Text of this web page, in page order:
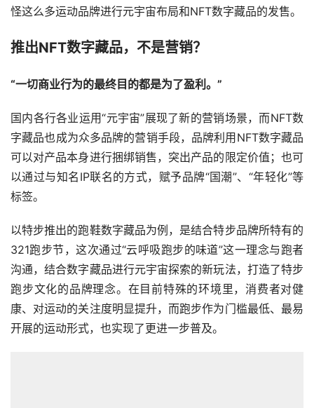
怪这么多运动品牌进行元宇宙布局和NFT数字藏品的发售。
推出NFT数字藏品，不是营销？
“一切商业行为的最终目的都是为了盈利。”
国内各行各业运用“元宇宙”展现了新的营销场景，而NFT数
字藏品也成为众多品牌的营销手段，品牌利用NFT数字藏品
可以对产品本身进行捆绑销售，突出产品的限定价值；也可
以通过与知名IP联名的方式，赋予品牌“国潮”、“年轻化”等
标签。
以特步推出的跑鞋数字藏品为例，是结合特步品牌所特有的
321跑步节，这次通过“云呼吸跑步的味道”这一理念与跑者
沟通，结合数字藏品进行元宇宙探索的新玩法，打造了特步
跑步文化的品牌理念。在目前特殊的环境里，消费者对健
康、对运动的关注度明显提升，而跑步作为门槛最低、最易
开展的运动形式，也实现了更进一步普及。